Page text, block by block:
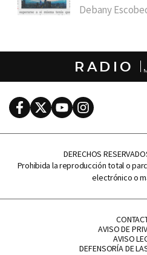
Debany
RADIO
FacebookTwitterYoutubeInstagram
DERECHOS
Prohibida la reproducción total o
electrónico o
AVISO DE
AVISO
DEFENSORÍA DE